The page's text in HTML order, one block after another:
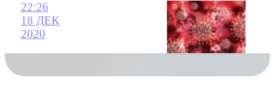
22:26
18 ДЕК
2020